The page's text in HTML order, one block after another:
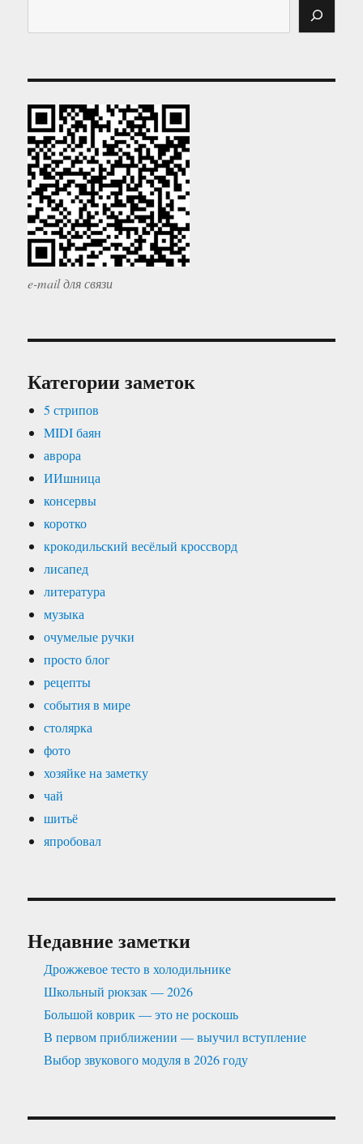
e-mail для связи
Категории заметок
5 стрипов
MIDI баян
аврора
ИИшница
консервы
коротко
крокодильский весёлый кроссворд
лисапед
литература
музыка
очумелые ручки
просто блог
рецепты
события в мире
столярка
фото
хозяйке на заметку
чай
шитьё
япробовал
Недавние заметки
Дрожжевое тесто в холодильнике
Школьный рюкзак — 2026
Большой коврик — это не роскошь
В первом приближении — выучил вступление
Выбор звукового модуля в 2026 году